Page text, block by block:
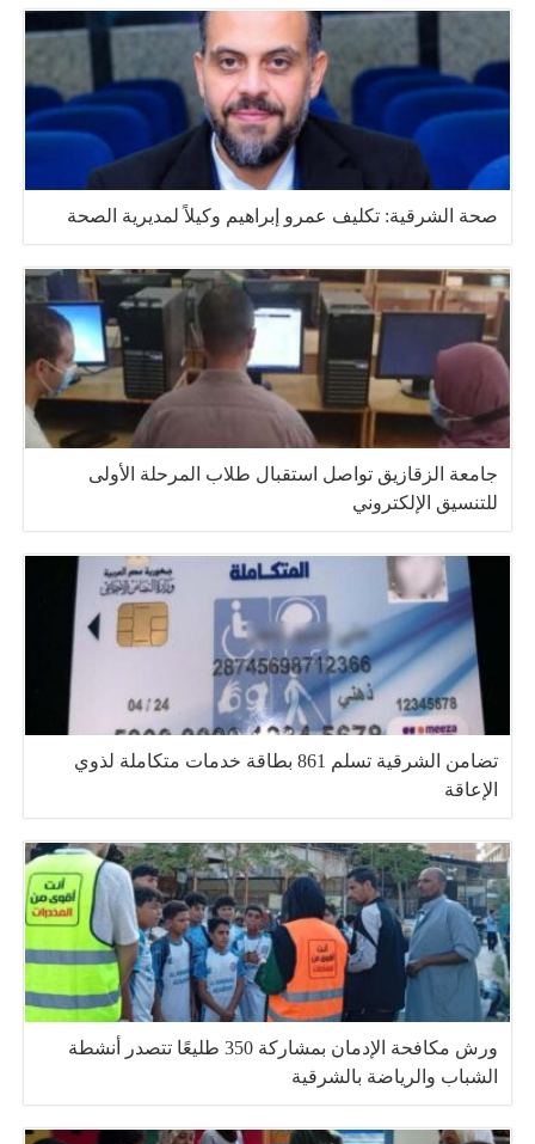
صحة الشرقية: تكليف عمرو إبراهيم وكيلاً لمديرية الصحة
جامعة الزقازيق تواصل استقبال طلاب المرحلة الأولى
للتنسيق الإلكتروني
تضامن الشرقية تسلم 861 بطاقة خدمات متكاملة لذوي
الإعاقة
ورش مكافحة الإدمان بمشاركة 350 طليعًا تتصدر أنشطة
الشباب والرياضة بالشرقية